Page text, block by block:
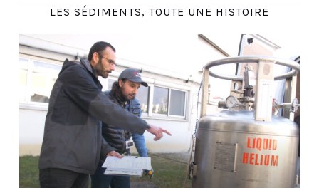
LES SÉDIMENTS, TOUTE UNE HISTOIRE